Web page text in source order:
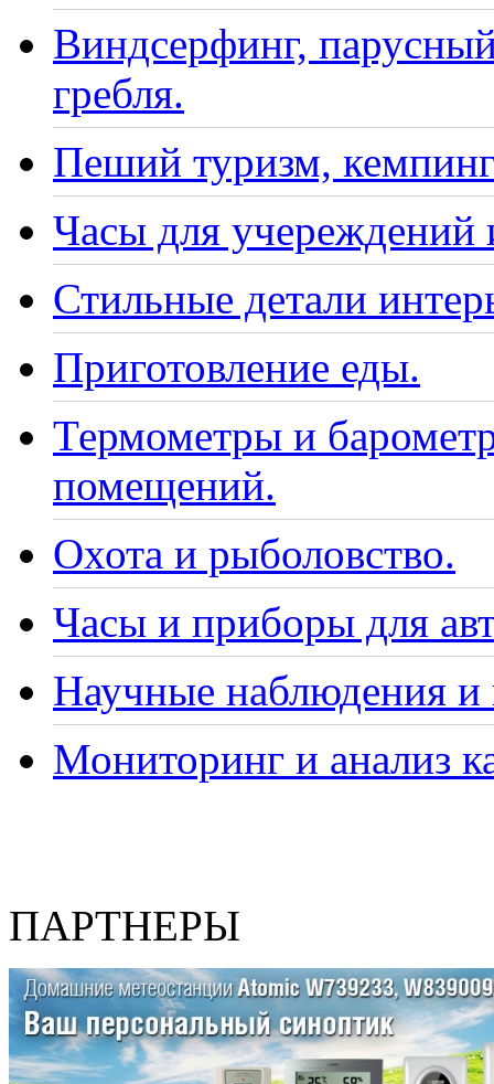
Виндсерфинг,
гребля.
Пеший туризм,
Часы для учереждений
Стильные детали
Приготовление еды.
Термометры и
помещений.
Охота и рыболовство.
Часы и приборы для
Научные наблюдения и
Мониторинг и анализ
ПАРТНЕРЫ